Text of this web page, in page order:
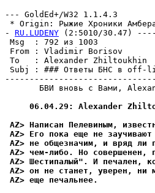
--- GoldEd+/W32 1.1.4.3
* Origin: Рыжие Хроники
- RU.LUDENY (2:5010/
Msg  : 792 из
From : Vladimir Borisov
To   : Alexander
Subj : ###
БВИ вновь с Вами,
06.04.29: Alexander
AZ> Написан Пелевиным,
AZ> Его пока еще не
AZ> не общезначим, и вряд ли
AZ> чем-либо. Но совершенен,
AZ> Шестипалый". И печален,
AZ> он не станет, уверен, ни
AZ> еще печальнее.